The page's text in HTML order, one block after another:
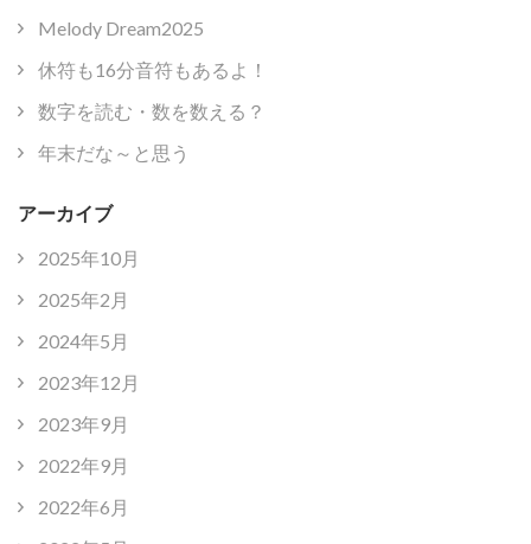
Melody Dream2025
休符も16分音符もあるよ！
数字を読む・数を数える？
年末だな～と思う
アーカイブ
2025年10月
2025年2月
2024年5月
2023年12月
2023年9月
2022年9月
2022年6月